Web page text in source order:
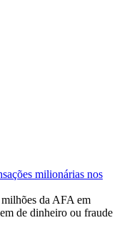
milionárias nos
da AFA em
de dinheiro ou fraude